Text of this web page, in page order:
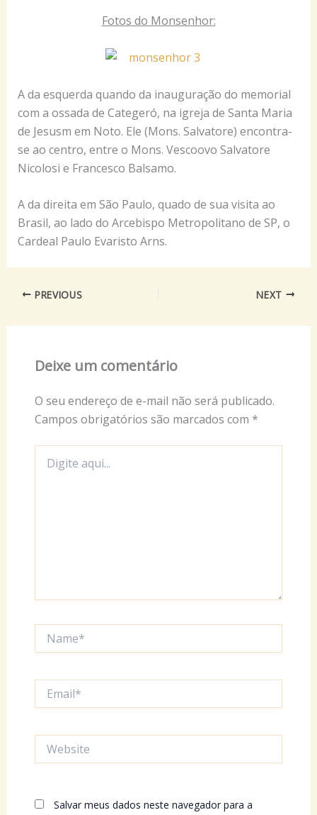
Fotos do Monsenhor:
A da esquerda quando da inauguração do memorial
com a ossada de Categeró, na igreja de Santa Maria
de Jesusm em Noto. Ele (Mons. Salvatore) encontra-
se ao centro, entre o Mons. Vescoovo Salvatore
Nicolosi e Francesco Balsamo.
A da direita em São Paulo, quado de sua visita ao
Brasil, ao lado do Arcebispo Metropolitano de SP, o
Cardeal Paulo Evaristo Arns.
PREVIOUS NEXT
Deixe um comentário
O seu endereço de e-mail não será publicado.
Campos obrigatórios são marcados com *
aqui...
Salvar meus dados neste navegador para a